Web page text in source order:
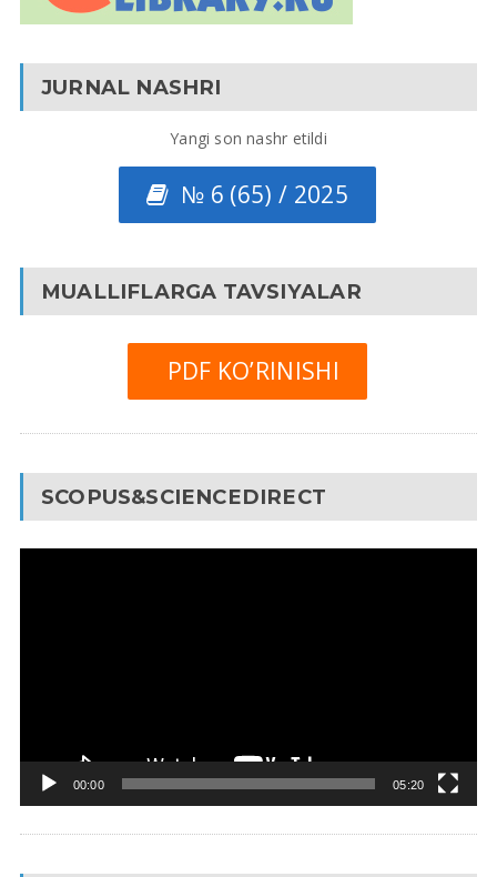
JURNAL NASHRI
Yangi son nashr etildi
№ 6 (65) / 2025
MUALLIFLARGA TAVSIYALAR
PDF KO’RINISHI
SCOPUS&SCIENCEDIRECT
00:00 05:20